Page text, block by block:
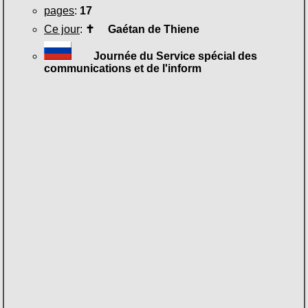
pages: 17
Ce jour: ✝ Gaétan de Thiene
Journée du Service spécial des
communications et de l'inform